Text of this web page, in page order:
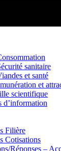
sanitaire
et santé
et
scientifique
d’information
Filière
Cotisations
Réponses –